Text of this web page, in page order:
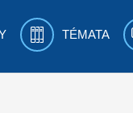
TÉMATA